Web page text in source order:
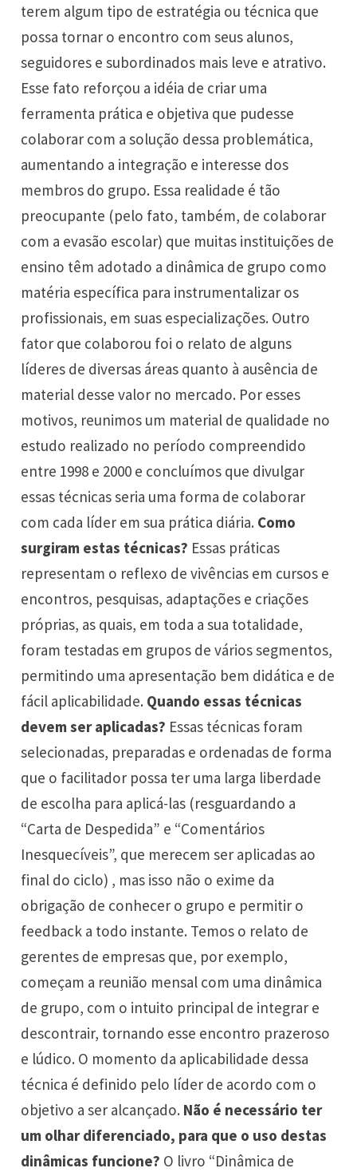
terem algum tipo de estratégia ou técnica que
possa tornar o encontro com seus alunos,
seguidores e subordinados mais leve e atrativo.
Esse fato reforçou a idéia de criar uma
ferramenta prática e objetiva que pudesse
colaborar com a solução dessa problemática,
aumentando a integração e interesse dos
membros do grupo. Essa realidade é tão
preocupante (pelo fato, também, de colaborar
com a evasão escolar) que muitas instituições de
ensino têm adotado a dinâmica de grupo como
matéria específica para instrumentalizar os
profissionais, em suas especializações. Outro
fator que colaborou foi o relato de alguns
líderes de diversas áreas quanto à ausência de
material desse valor no mercado. Por esses
motivos, reunimos um material de qualidade no
estudo realizado no período compreendido
entre 1998 e 2000 e concluímos que divulgar
essas técnicas seria uma forma de colaborar
com cada líder em sua prática diária. Como
surgiram estas técnicas? Essas práticas
representam o reflexo de vivências em cursos e
encontros, pesquisas, adaptações e criações
próprias, as quais, em toda a sua totalidade,
foram testadas em grupos de vários segmentos,
permitindo uma apresentação bem didática e de
fácil aplicabilidade. Quando essas técnicas
devem ser aplicadas? Essas técnicas foram
selecionadas, preparadas e ordenadas de forma
que o facilitador possa ter uma larga liberdade
de escolha para aplicá-las (resguardando a
“Carta de Despedida” e “Comentários
Inesquecíveis”, que merecem ser aplicadas ao
final do ciclo) , mas isso não o exime da
obrigação de conhecer o grupo e permitir o
feedback a todo instante. Temos o relato de
gerentes de empresas que, por exemplo,
começam a reunião mensal com uma dinâmica
de grupo, com o intuito principal de integrar e
descontrair, tornando esse encontro prazeroso
e lúdico. O momento da aplicabilidade dessa
técnica é definido pelo líder de acordo com o
objetivo a ser alcançado. Não é necessário ter
um olhar diferenciado, para que o uso destas
dinâmicas funcione? O livro “Dinâmica de